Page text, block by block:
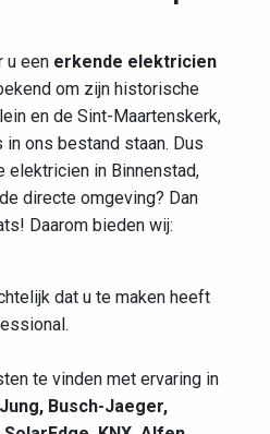
u een erkende elektricien
om zijn historische
en de Sint-Maartenskerk,
ons bestand staan. Dus
elektricien in Binnenstad,
directe omgeving? Dan
Daarom bieden wij:
dat u te maken heeft
te vinden met ervaring in
Busch-Jaeger,